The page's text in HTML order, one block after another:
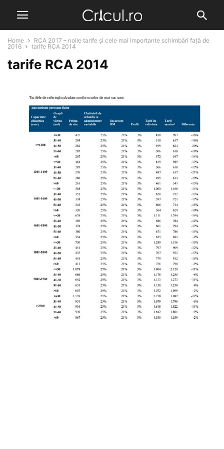
Home
RCA 2017 – noile tarife și cele mai importante schimbări față de
2016
tarife RCA 2014
tarife RCA 2014